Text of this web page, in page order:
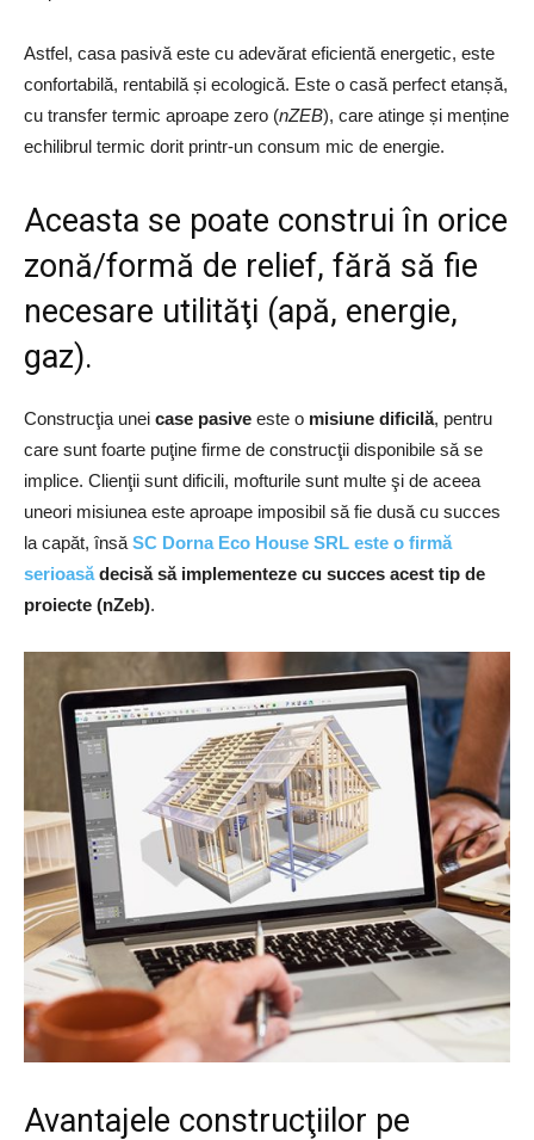
Astfel, casa pasivă este cu adevărat eficientă energetic, este
confortabilă, rentabilă și ecologică. Este o casă perfect etanșă,
cu transfer termic aproape zero (nZEB), care atinge și menține
echilibrul termic dorit printr-un consum mic de energie.
Aceasta se poate construi în orice
zonă/formă de relief, fără să fie
necesare utilităţi (apă, energie,
gaz).
Construcţia unei case pasive este o misiune dificilă, pentru
care sunt foarte puţine firme de construcţii disponibile să se
implice. Clienţii sunt dificili, mofturile sunt multe şi de aceea
uneori misiunea este aproape imposibil să fie dusă cu succes
la capăt, însă SC Dorna Eco House SRL este o firmă
serioasă decisă să implementeze cu succes acest tip de
proiecte (nZeb).
Avantajele construcţiilor pe